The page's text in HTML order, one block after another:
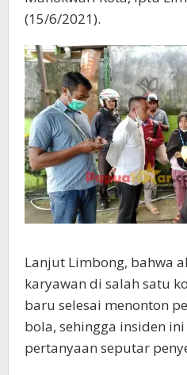
(15/6/2021).
Lanjut Limbong, bahwa
karyawan di salah satu
baru selesai menonton
bola, sehingga insiden
pertanyaan seputar